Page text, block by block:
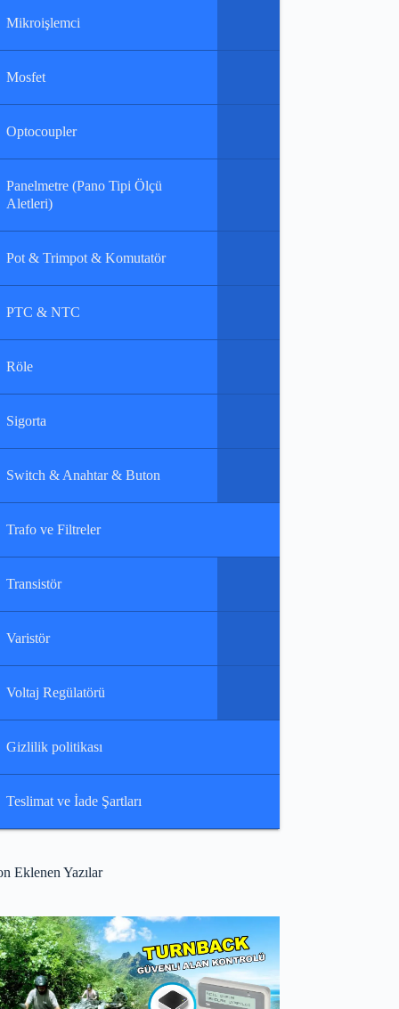
Mikroişlemci
Mosfet
Optocoupler
Panelmetre (Pano Tipi Ölçü
Aletleri)
Pot & Trimpot & Komutatör
PTC & NTC
Röle
Sigorta
Switch & Anahtar & Buton
Trafo ve Filtreler
Transistör
Varistör
Voltaj Regülatörü
Gizlilik politikası
Teslimat ve İade Şartları
Eklenen Yazılar